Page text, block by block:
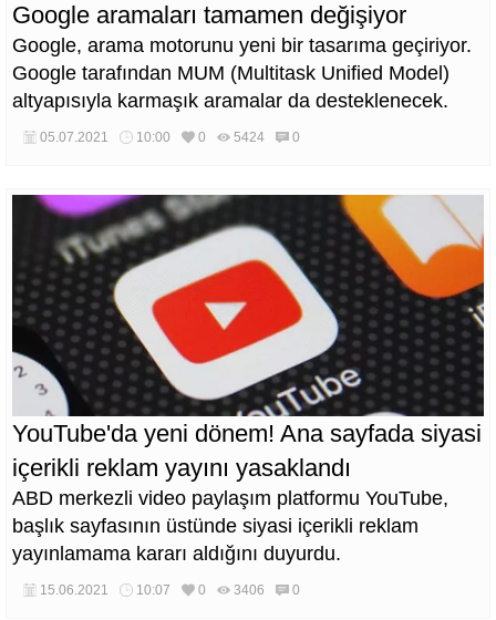
Google aramaları tamamen değişiyor
Google, arama motorunu yeni bir tasarıma geçiriyor.
Google tarafından MUM (Multitask Unified Model)
altyapısıyla karmaşık aramalar da desteklenecek.
05.07.2021 10:00 0 5424 0
YouTube'da yeni dönem! Ana sayfada siyasi
içerikli reklam yayını yasaklandı
ABD merkezli video paylaşım platformu YouTube,
başlık sayfasının üstünde siyasi içerikli reklam
yayınlamama kararı aldığını duyurdu.
15.06.2021 10:07 0 3406 0